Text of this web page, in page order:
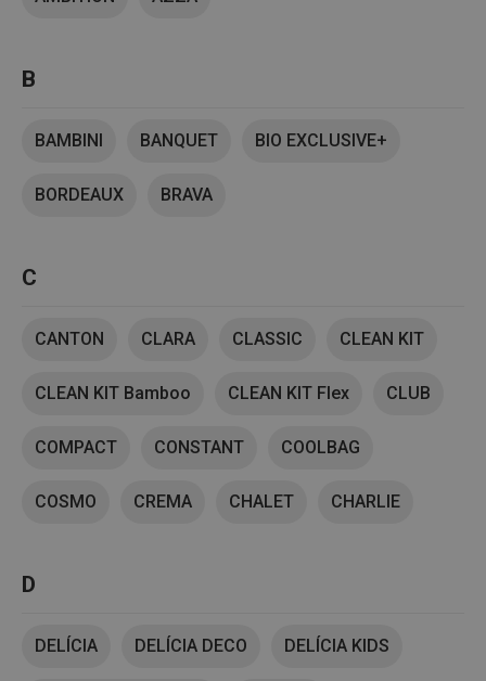
B
BAMBINI BANQUET BIO EXCLUSIVE+
BORDEAUX BRAVA
C
CANTON CLARA CLASSIC CLEAN KIT
CLEAN KIT Bamboo CLEAN KIT Flex CLUB
COMPACT CONSTANT COOLBAG
COSMO CREMA CHALET CHARLIE
D
DELÍCIA DELÍCIA DECO DELÍCIA KIDS